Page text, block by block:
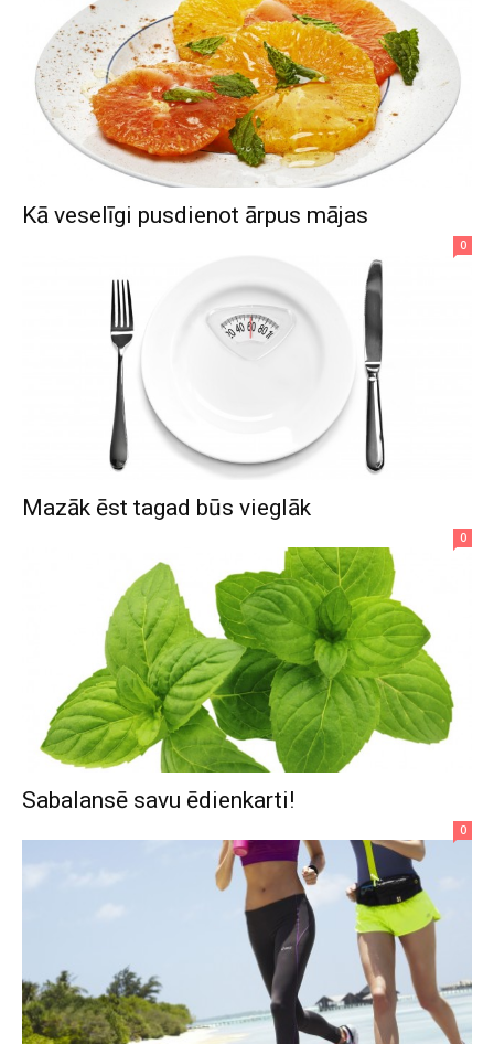
Kā veselīgi pusdienot ārpus mājas
0
Mazāk ēst tagad būs vieglāk
0
Sabalansē savu ēdienkarti!
0